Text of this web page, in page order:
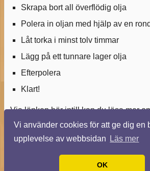
Vi använder cookies för att ge dig en
upplevelse av webbsidan
Läs mer
OK
Skrapa bort all överflödig olja
Polera in oljan med hjälp av en
Låt torka i minst tolv timmar
Lägg på ett tunnare lager olja
Efterpolera
Klart!
Via länken här intill kan du läsa mer
om sitt golv på bästa vis, inklusive
© 2026 Läggaplastmatta.se. Alla